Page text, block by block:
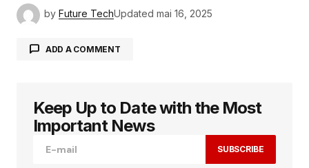
by Future TechUpdated mai 16, 2025
ADD A COMMENT
Votre adresse e-mail ne sera pas publiée. Les
champs obligatoires sont indiqués avec
Keep Up to Date with the Most
Important News
SUBSCRIBE